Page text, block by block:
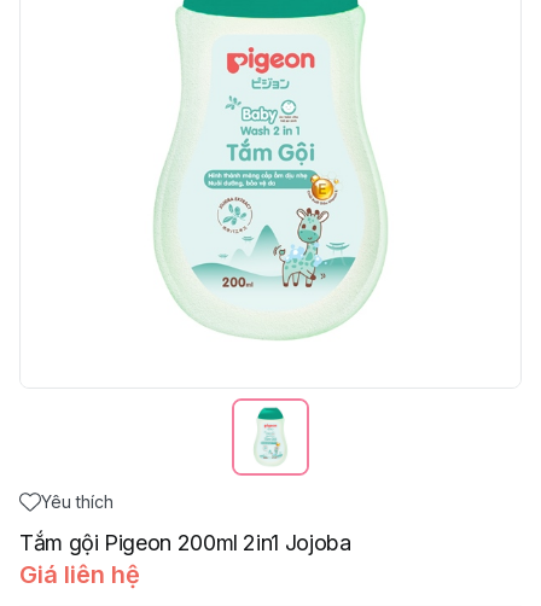
Yêu thích
Tắm gội Pigeon 200ml 2in1 Jojoba
Giá liên hệ